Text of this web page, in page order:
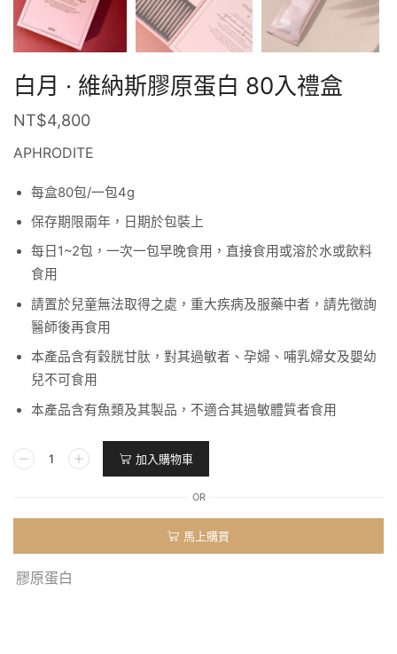
白月 · 維納斯膠原蛋白 80入禮盒
NT$4,800
APHRODITE
每盒80包/一包4g
保存期限兩年，日期於包裝上
每日1~2包，一次一包早晚食用，直接食用或溶於水或飲料
食用
請置於兒童無法取得之處，重大疾病及服藥中者，請先徵詢
醫師後再食用
本產品含有穀胱甘肽，對其過敏者、孕婦、哺乳婦女及嬰幼
兒不可食用
本產品含有魚類及其製品，不適合其過敏體質者食用
加入購物車
OR
馬上購買
膠原蛋白